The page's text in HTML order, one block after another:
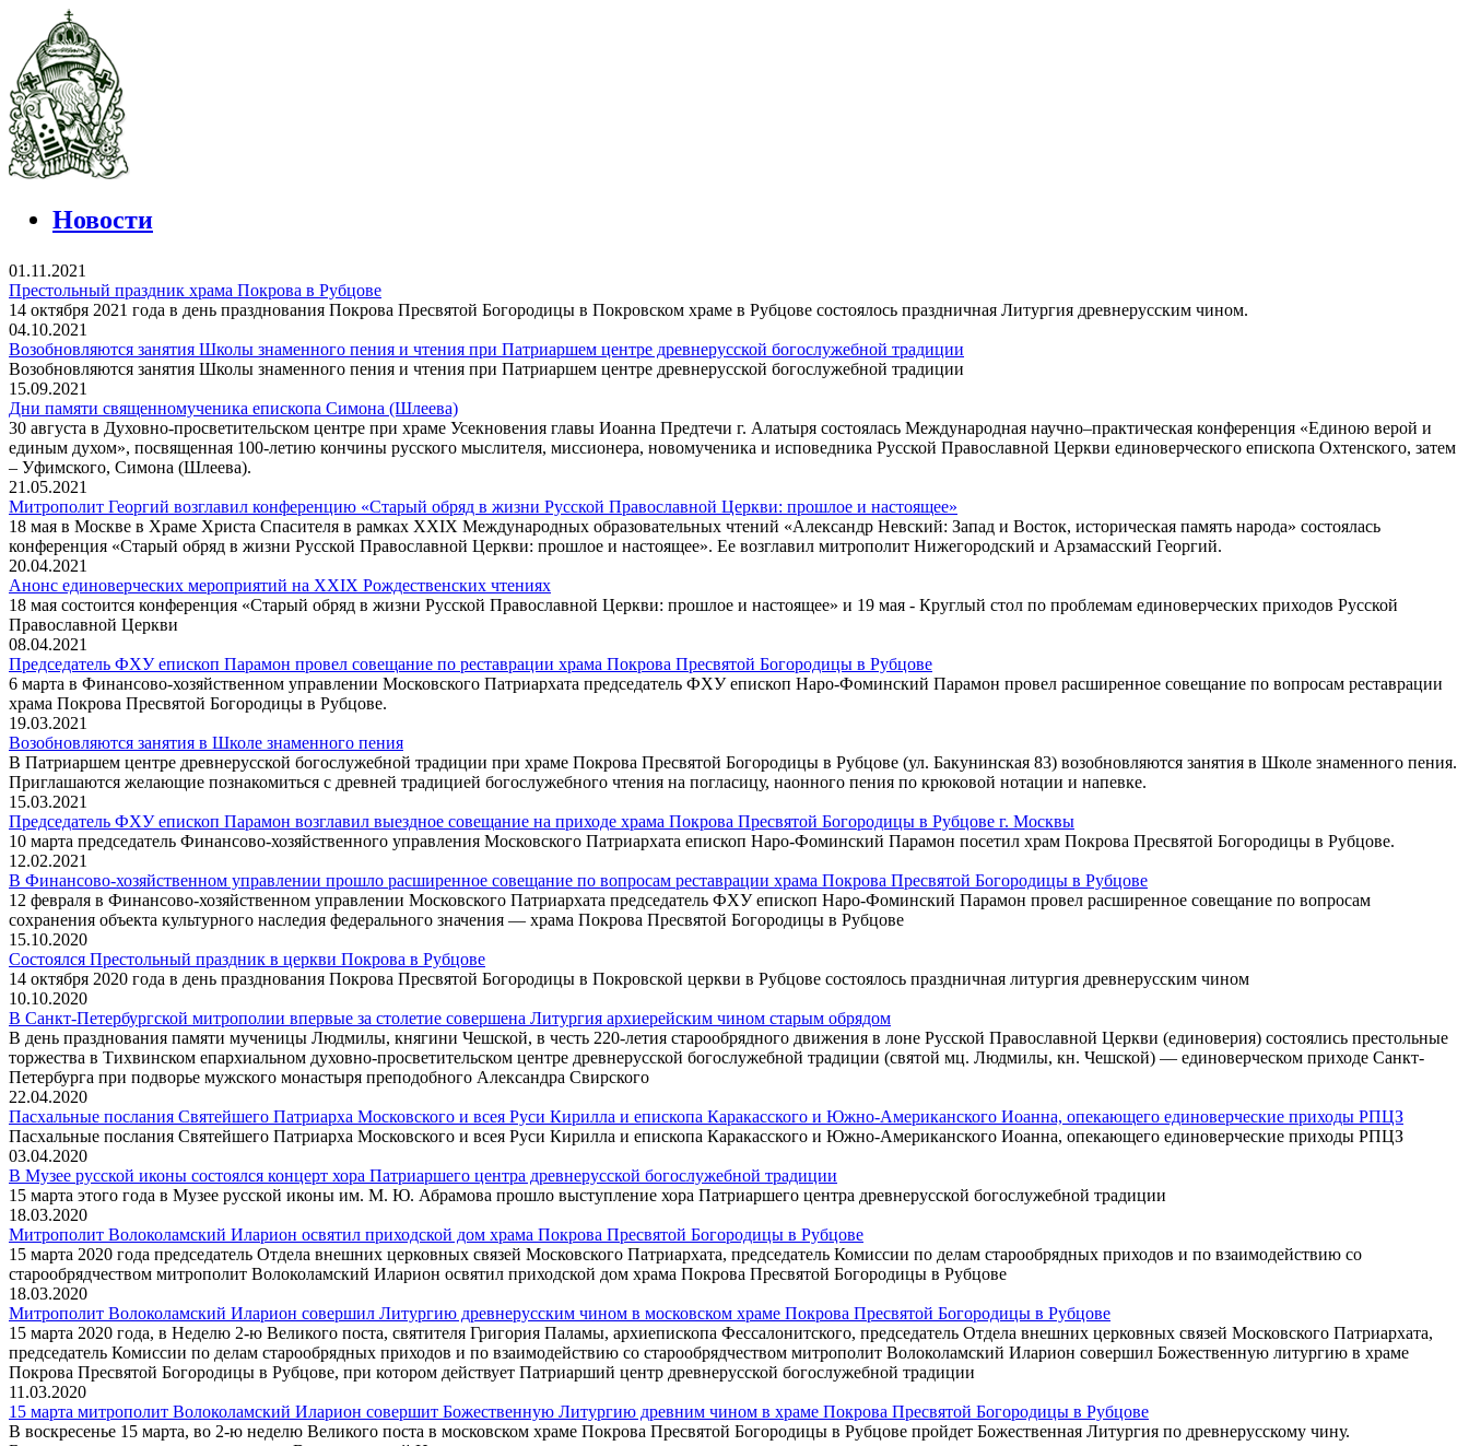
Новости
01.11.2021
Престольный праздник храма Покрова в Рубцове
14 октября 2021 года в день празднования Покрова Пресвятой Богородицы в Покровском храме в Рубцове состоялось праздничная Литургия древнерусским чином.
04.10.2021
Возобновляются занятия Школы знаменного пения и чтения при Патриаршем центре древнерусской богослужебной традиции
Возобновляются занятия Школы знаменного пения и чтения при Патриаршем центре древнерусской богослужебной традиции
15.09.2021
Дни памяти священномученика епископа Симона (Шлеева)
30 августа в Духовно-просветительском центре при храме Усекновения главы Иоанна Предтечи г. Алатыря состоялась Международная научно–практическая конференция «Единою верой и
единым духом», посвященная 100-летию кончины русского мыслителя, миссионера, новомученика и исповедника Русской Православной Церкви единоверческого епископа Охтенского, затем
– Уфимского, Симона (Шлеева).
21.05.2021
Митрополит Георгий возглавил конференцию «Старый обряд в жизни Русской Православной Церкви: прошлое и настоящее»
18 мая в Москве в Храме Христа Спасителя в рамках ХХIХ Международных образовательных чтений «Александр Невский: Запад и Восток, историческая память народа» состоялась
конференция «Старый обряд в жизни Русской Православной Церкви: прошлое и настоящее». Ее возглавил митрополит Нижегородский и Арзамасский Георгий.
20.04.2021
Анонс единоверческих мероприятий на XXIX Рождественских чтениях
18 мая состоится конференция «Старый обряд в жизни Русской Православной Церкви: прошлое и настоящее» и 19 мая - Круглый стол по проблемам единоверческих приходов Русской
Православной Церкви
08.04.2021
Председатель ФХУ епископ Парамон провел совещание по реставрации храма Покрова Пресвятой Богородицы в Рубцове
6 марта в Финансово-хозяйственном управлении Московского Патриархата председатель ФХУ епископ Наро-Фоминский Парамон провел расширенное совещание по вопросам реставрации
храма Покрова Пресвятой Богородицы в Рубцове.
19.03.2021
Возобновляются занятия в Школе знаменного пения
В Патриаршем центре древнерусской богослужебной традиции при храме Покрова Пресвятой Богородицы в Рубцове (ул. Бакунинская 83) возобновляются занятия в Школе знаменного пения.
Приглашаются желающие познакомиться с древней традицией богослужебного чтения на погласицу, наонного пения по крюковой нотации и напевке.
15.03.2021
Председатель ФХУ епископ Парамон возглавил выездное совещание на приходе храма Покрова Пресвятой Богородицы в Рубцове г. Москвы
10 марта председатель Финансово-хозяйственного управления Московского Патриархата епископ Наро-Фоминский Парамон посетил храм Покрова Пресвятой Богородицы в Рубцове.
12.02.2021
В Финансово-хозяйственном управлении прошло расширенное совещание по вопросам реставрации храма Покрова Пресвятой Богородицы в Рубцове
12 февраля в Финансово-хозяйственном управлении Московского Патриархата председатель ФХУ епископ Наро-Фоминский Парамон провел расширенное совещание по вопросам
сохранения объекта культурного наследия федерального значения — храма Покрова Пресвятой Богородицы в Рубцове
15.10.2020
Состоялся Престольный праздник в церкви Покрова в Рубцове
14 октября 2020 года в день празднования Покрова Пресвятой Богородицы в Покровской церкви в Рубцове состоялось праздничная литургия древнерусским чином
10.10.2020
В Санкт-Петербургской митрополии впервые за столетие совершена Литургия архиерейским чином старым обрядом
В день празднования памяти мученицы Людмилы, княгини Чешской, в честь 220-летия старообрядного движения в лоне Русской Православной Церкви (единоверия) состоялись престольные
торжества в Тихвинском епархиальном духовно-просветительском центре древнерусской богослужебной традиции (святой мц. Людмилы, кн. Чешской) — единоверческом приходе Санкт-
Петербурга при подворье мужского монастыря преподобного Александра Свирского
22.04.2020
Пасхальные послания Святейшего Патриарха Московского и всея Руси Кирилла и епископа Каракасского и Южно-Американского Иоанна, опекающего единоверческие приходы РПЦЗ
Пасхальные послания Святейшего Патриарха Московского и всея Руси Кирилла и епископа Каракасского и Южно-Американского Иоанна, опекающего единоверческие приходы РПЦЗ
03.04.2020
В Музее русской иконы состоялся концерт хора Патриаршего центра древнерусской богослужебной традиции
15 марта этого года в Музее русской иконы им. М. Ю. Абрамова прошло выступление хора Патриаршего центра древнерусской богослужебной традиции
18.03.2020
Митрополит Волоколамский Иларион освятил приходской дом храма Покрова Пресвятой Богородицы в Рубцове
15 марта 2020 года председатель Отдела внешних церковных связей Московского Патриархата, председатель Комиссии по делам старообрядных приходов и по взаимодействию со
старообрядчеством митрополит Волоколамский Иларион освятил приходской дом храма Покрова Пресвятой Богородицы в Рубцове
18.03.2020
Митрополит Волоколамский Иларион совершил Литургию древнерусским чином в московском храме Покрова Пресвятой Богородицы в Рубцове
15 марта 2020 года, в Неделю 2-ю Великого поста, святителя Григория Паламы, архиепископа Фессалонитского, председатель Отдела внешних церковных связей Московского Патриархата,
председатель Комиссии по делам старообрядных приходов и по взаимодействию со старообрядчеством митрополит Волоколамский Иларион совершил Божественную литургию в храме
Покрова Пресвятой Богородицы в Рубцове, при котором действует Патриарший центр древнерусской богослужебной традиции
11.03.2020
15 марта митрополит Волоколамский Иларион совершит Божественную Литургию древним чином в храме Покрова Пресвятой Богородицы в Рубцове
В воскресенье 15 марта, во 2-ю неделю Великого поста в московском храме Покрова Пресвятой Богородицы в Рубцове пройдет Божественная Литургия по древнерусскому чину.